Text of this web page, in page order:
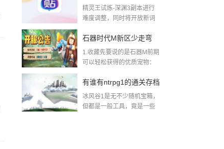
渊三层难度调整公告
精灵王试炼-深渊3副本进行
难度调整，同时将开放新词
石器时代M新区少走弯
路，给玩石器新区的新
1.收藏先要说的是石器M前期
可以轻松获得的优质宠物：
有谁有ntrpg1的通关存档
攻略也行2018-08-10
冰风谷1是无不少随机宝箱，
但都是一般工具，竟是一些